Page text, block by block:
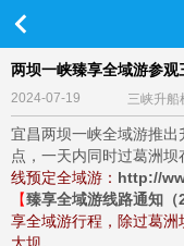
两坝一峡臻享全域游参
2024-07-19 三峡升船
宜昌两坝一峡全域游推出
点，一天内同时过葛洲坝
线预定全域游： http://
【臻享全域游线路通知（
享全域游行程，除过葛